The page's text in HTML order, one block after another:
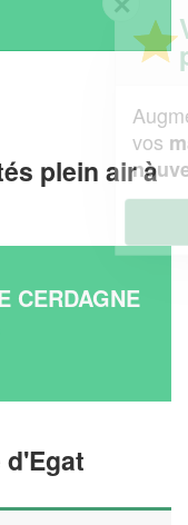
plein air à
CERDAGNE
d'Egat
un
?
chiffre d'affaireset
!